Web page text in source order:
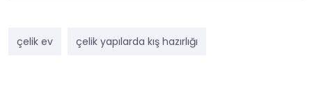
çelik ev çelik yapılarda kış hazırlığı